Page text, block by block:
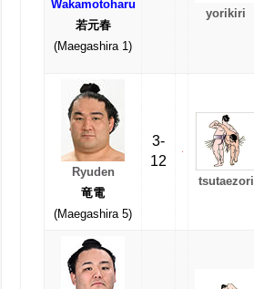
Wakamotoharu
若元春
(Maegashira 1)
yorikiri
Ryuden
竜電
(Maegashira 5)
3-
12
tsutaezori